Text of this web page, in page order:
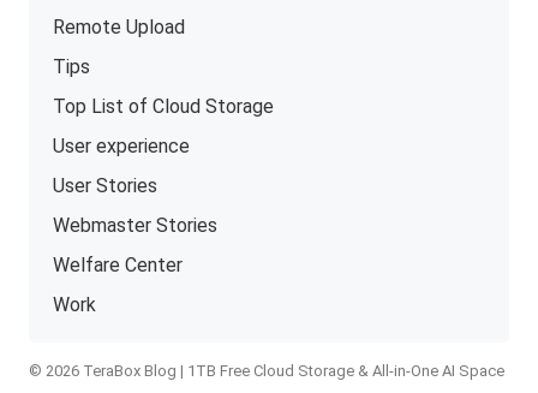
Remote Upload
Tips
Top List of Cloud Storage
User experience
User Stories
Webmaster Stories
Welfare Center
Work
© 2026 TeraBox Blog | 1TB Free Cloud Storage & All-in-One AI Space